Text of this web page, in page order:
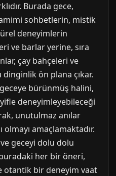
Burada gece,
sohbetlerin, mistik
deneyimlerin
ve barlar yerine, sıra
çay bahçeleri ve
ön plana çıkar.
bürünmüş halini,
deneyimleyebileceği
unutulmaz anılar
amaçlamaktadır.
geceyi dolu dolu
her bir öneri,
otantik bir deneyim vaat